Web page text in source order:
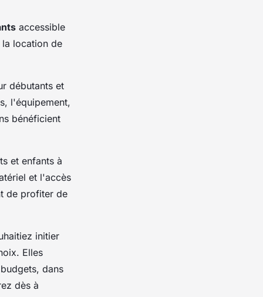
accessible
location de
débutants et
l'équipement,
bénéficient
et enfants à
et l'accès
de profiter de
initier
Elles
dans
dès à